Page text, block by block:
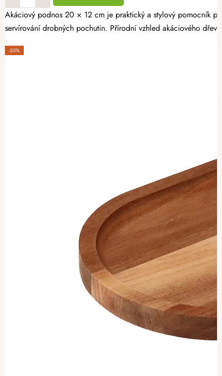
Akáciový podnos 20 × 12 cm je praktický a stylový pomocník
servírování drobných pochutin. Přírodní vzhled akáciového
-20%